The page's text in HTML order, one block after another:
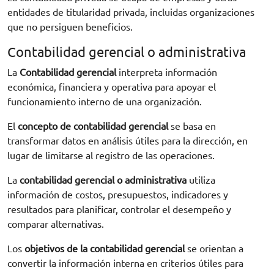
entidades de titularidad privada, incluidas organizaciones
que no persiguen beneficios.
Contabilidad gerencial o administrativa
La Contabilidad gerencialinterpreta información
económica, financiera y operativa para apoyar el
funcionamiento interno de una organización.
El concepto de contabilidad gerencialse basa en
transformar datos en análisis útiles para la dirección, en
lugar de limitarse al registro de las operaciones.
La contabilidad gerencial o administrativa utiliza
información de costos, presupuestos, indicadores y
resultados para planificar, controlar el desempeño y
comparar alternativas.
Los objetivos de la contabilidad gerencialse orientan a
convertir la información interna en criterios útiles para